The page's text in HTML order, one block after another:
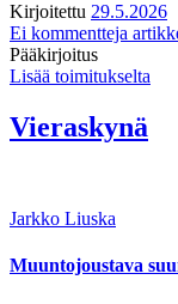
Kirjoitettu 29.5.2026
Ei kommentteja
Pääkirjoitus
Lisää toimitukselta
Vieraskynä
Jarkko Liuska
Muuntojoustava